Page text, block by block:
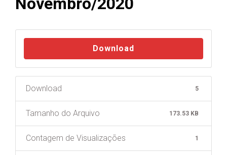
Download
Download 5
Tamanho do Arquivo 173.53 KB
Contagem de Visualizações 1